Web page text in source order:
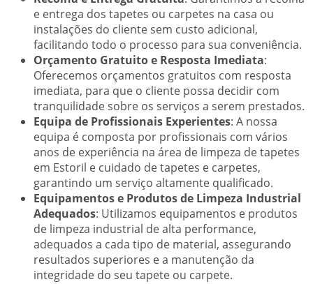
e entrega dos tapetes ou carpetes na casa ou
instalações do cliente sem custo adicional,
facilitando todo o processo para sua conveniência.
Orçamento Gratuito e Resposta Imediata:
Oferecemos orçamentos gratuitos com resposta
imediata, para que o cliente possa decidir com
tranquilidade sobre os serviços a serem prestados.
Equipa de Profissionais Experientes: A nossa
equipa é composta por profissionais com vários
anos de experiência na área de limpeza de tapetes
em Estoril e cuidado de tapetes e carpetes,
garantindo um serviço altamente qualificado.
Equipamentos e Produtos de Limpeza Industrial
Adequados: Utilizamos equipamentos e produtos
de limpeza industrial de alta performance,
adequados a cada tipo de material, assegurando
resultados superiores e a manutenção da
integridade do seu tapete ou carpete.